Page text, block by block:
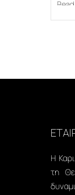
Η
τη